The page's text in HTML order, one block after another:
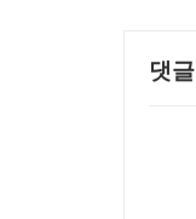
댓글